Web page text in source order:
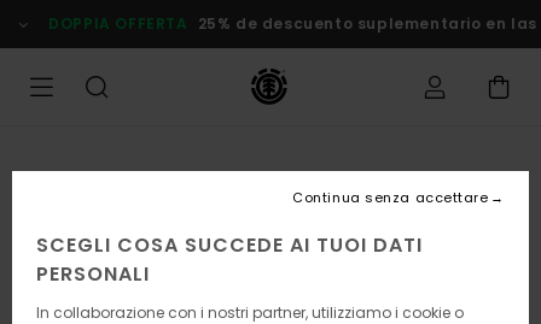
alle
informazioni
prodotto
DOPPIA OFFERTA 25% de descuento suplementario en
SCEGLI COSA SUCCEDE AI TUOI DATI
PERSONALI
In collaborazione con i nostri partner, utilizziamo i cookie o
Continua senza accettare